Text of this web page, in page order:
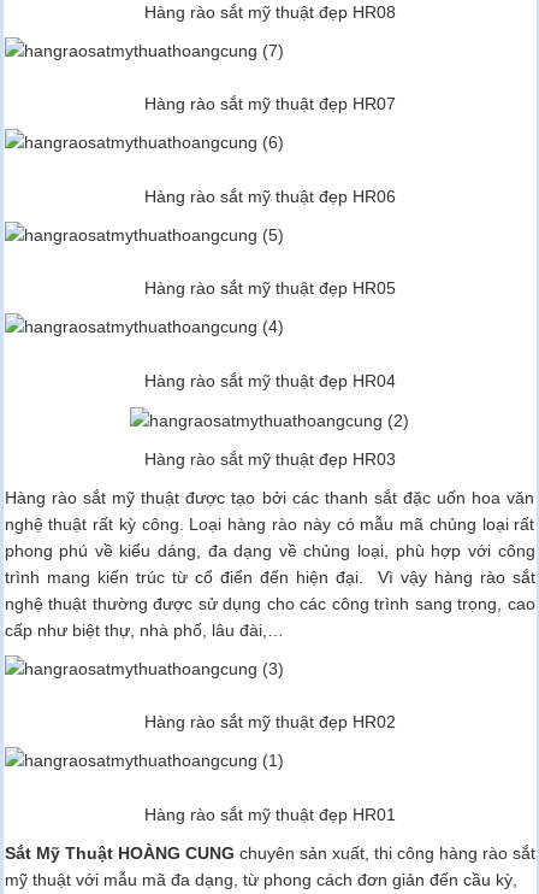
Hàng rào sắt mỹ thuật đẹp HR08
Hàng rào sắt mỹ thuật đẹp HR07
Hàng rào sắt mỹ thuật đẹp HR06
Hàng rào sắt mỹ thuật đẹp HR05
Hàng rào sắt mỹ thuật đẹp HR04
Hàng rào sắt mỹ thuật đẹp HR03
Hàng rào sắt mỹ thuật được tạo bởi các thanh sắt đặc uốn hoa văn
nghệ thuật rất kỳ công. Loại hàng rào này có mẫu mã chủng loại rất
phong phú về kiểu dáng, đa dạng về chủng loại, phù hợp với công
trình mang kiến trúc từ cổ điển đến hiện đại. Vì vậy hàng rào sắt
nghệ thuật thường được sử dụng cho các công trình sang trọng, cao
cấp như biệt thự, nhà phố, lâu đài,…
Hàng rào sắt mỹ thuật đẹp HR02
Hàng rào sắt mỹ thuật đẹp HR01
Sắt Mỹ Thuật HOÀNG CUNG chuyên sản xuất, thi công hàng rào sắt
mỹ thuật với mẫu mã đa dạng, từ phong cách đơn giản đến cầu kỳ,